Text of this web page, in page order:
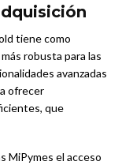
tiene como
robusta para las
avanzadas
ofrecer
que
MiPymes el acceso